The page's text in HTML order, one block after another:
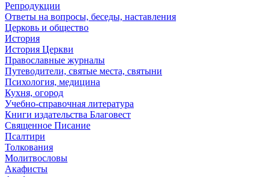
Репродукции
Ответы на вопросы, беседы, наставления
Церковь и общество
История
История Церкви
Православные журналы
Путеводители, святые места, святыни
Психология, медицина
Кухня, огород
Учебно-справочная литература
Книги издательства Благовест
Священное Писание
Псалтири
Толкования
Молитвословы
Акафисты